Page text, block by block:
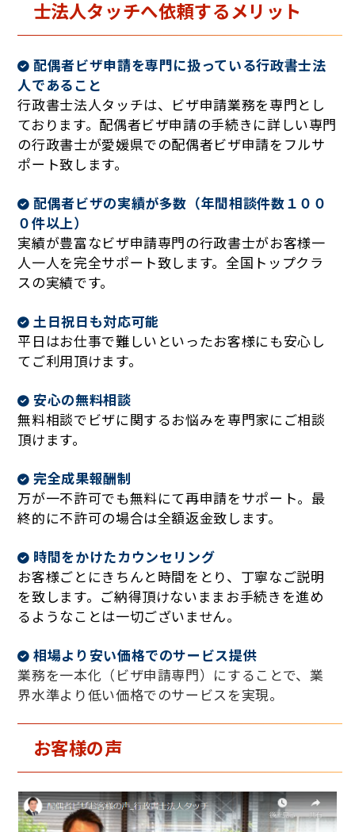
士法人タッチへ依頼するメリット
配偶者ビザ申請を専門に扱っている行政書士法
人であること
行政書士法人タッチは、ビザ申請業務を専門とし
ております。配偶者ビザ申請の手続きに詳しい専門
の行政書士が愛媛県での配偶者ビザ申請をフルサ
ポート致します。
配偶者ビザの実績が多数（年間相談件数１００
０件以上）
実績が豊富なビザ申請専門の行政書士がお客様一
人一人を完全サポート致します。全国トップクラ
スの実績です。
土日祝日も対応可能
平日はお仕事で難しいといったお客様にも安心し
てご利用頂けます。
安心の無料相談
無料相談でビザに関するお悩みを専門家にご相談
頂けます。
完全成果報酬制
万が一不許可でも無料にて再申請をサポート。最
終的に不許可の場合は全額返金致します。
時間をかけたカウンセリング
お客様ごとにきちんと時間をとり、丁寧なご説明
を致します。ご納得頂けないままお手続きを進め
るようなことは一切ございません。
相場より安い価格でのサービス提供
業務を一本化（ビザ申請専門）にすることで、業
界水準より低い価格でのサービスを実現。
お客様の声